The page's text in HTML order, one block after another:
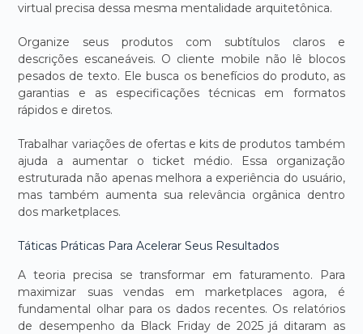
virtual precisa dessa mesma mentalidade arquitetônica.
Organize seus produtos com subtítulos claros e
descrições escaneáveis. O cliente mobile não lê blocos
pesados de texto. Ele busca os benefícios do produto, as
garantias e as especificações técnicas em formatos
rápidos e diretos.
Trabalhar variações de ofertas e kits de produtos também
ajuda a aumentar o ticket médio. Essa organização
estruturada não apenas melhora a experiência do usuário,
mas também aumenta sua relevância orgânica dentro
dos marketplaces.
Táticas Práticas Para Acelerar Seus Resultados
A teoria precisa se transformar em faturamento. Para
maximizar suas vendas em marketplaces agora, é
fundamental olhar para os dados recentes. Os relatórios
de desempenho da Black Friday de 2025 já ditaram as